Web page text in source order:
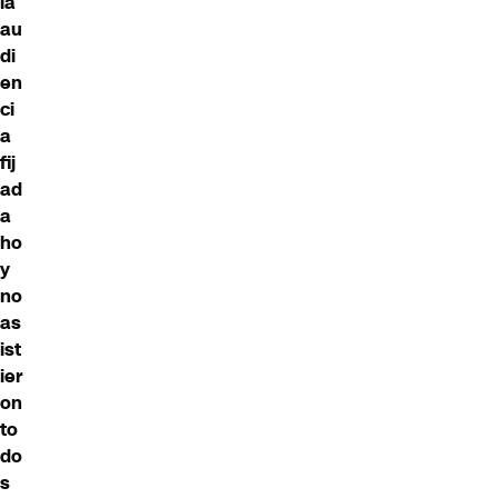
au
di
en
ci
a
fij
ad
a
ho
y
no
as
ist
ier
on
to
do
s